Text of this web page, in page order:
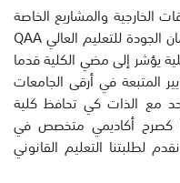
الخارجية والمشاريع الخاصة
د. يوسف العلي: إن مبادرة مؤسسة ضمان الجودة للتعليم العالي QAA
يؤشر إلى مضي الكلية قدما
المتبعة في أرقى الجامعات
مع الذات كي تحافظ كلية
كصرح أكاديمي متخصص في
لطلبتنا التعليم القانوني